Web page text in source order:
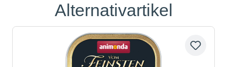
Produktgalerie überspringen
Alternativartikel